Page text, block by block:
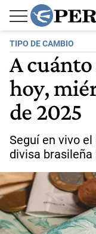
TIPO DE CAMBIO
A
hoy,
de 2025
Seguí en vivo
divisa brasileña